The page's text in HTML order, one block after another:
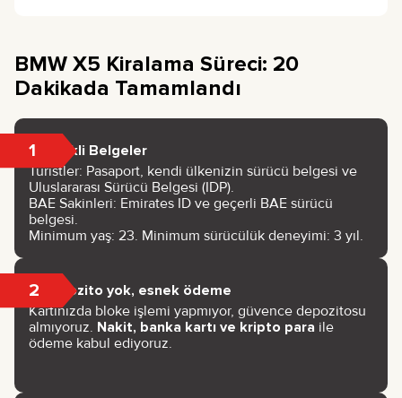
BMW X5 Kiralama Süreci: 20
Dakikada Tamamlandı
1 Gerekli Belgeler
Turistler: Pasaport, kendi ülkenizin sürücü belgesi ve
Uluslararası Sürücü Belgesi (IDP).
BAE Sakinleri: Emirates ID ve geçerli BAE sürücü
belgesi.
Minimum yaş: 23. Minimum sürücülük deneyimi: 3 yıl.
2 Depozito yok, esnek ödeme
Kartınızda bloke işlemi yapmıyor, güvence depozitosu
almıyoruz. Nakit, banka kartı ve kripto para ile
ödeme kabul ediyoruz.